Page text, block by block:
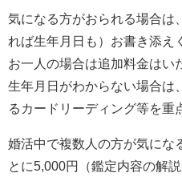
気になる方がおられる場合は
れば生年月日も）お書き添え
お一人の場合は追加料金はい
生年月日がわからない場合は
るカードリーディング等を重
婚活中で複数人の方が気にな
とに5,000円（鑑定内容の解